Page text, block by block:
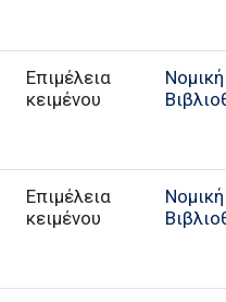
Επιμέλεια
κειμένου
Νομική
Επιμέλεια
κειμένου
Νομική